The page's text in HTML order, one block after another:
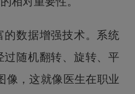
数据增强技术。系统
随机翻转、旋转、平
像，这就像医生在职业